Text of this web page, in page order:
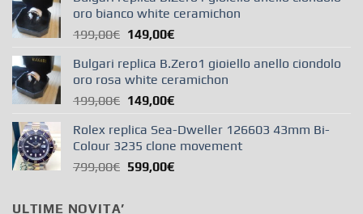
oro bianco white ceramichon
199,00€ 149,00€
Bulgari replica B.Zero1 gioiello anello ciondolo
oro rosa white ceramichon
199,00€ 149,00€
Rolex replica Sea-Dweller 126603 43mm Bi-
Colour 3235 clone movement
799,00€ 599,00€
ULTIME NOVITA’